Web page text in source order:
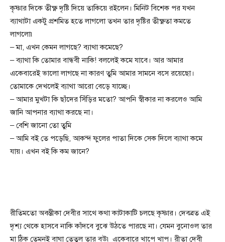
কৃষ্ণার দিকে তীক্ষ্ণ দৃষ্টি দিয়ে তাকিয়ে রইলেন। মিনিট বিশেক পর যখন
ব্যাথাটা একটু প্রশমিত হতে লাগলো তখন তার দৃষ্টির তীক্ষ্ণতা কমতে
লাগলো৷
– মা, এখন কেমন লাগছে? ব্যাথা কমেছে?
– ব্যাথা কি তোমার বান্ধবী নাকি! বললেই কমে যাবে। আর আমার
একেবারেই ভালো লাগছে না কারণ তুমি আমার সামনে বসে রয়েছো।
তোমাকে দেখলেই ব্যাথা আরো বেড়ে যাচ্ছে।
– আমার মুখটা কি ছাঁদের সিঁড়ির মতো? আপনি স্বীকার না করলেও আমি
জানি আপনার ব্যাথা করছে না।
– বেশি জানো তো তুমি
– আমি বই তে পড়েছি, আকন্দ ফুলের পাতা দিকে সেক দিলে ব্যাথা কমে
যায়। এখন বই কি কম জানে?
রীতিমতো অবন্তীকা দেবীর সাথে কথা কাটাকাটি চলছে কৃষ্ণার। দেবব্রত এই
দৃশ্য থেকে হাসবে নাকি কাঁদবে বুঝে উঠতে পারছে না। যেমন বুনোওল তার
মা ঠিক তেমনই বাঘা তেতুল তার বউ৷ একেবারে খাপে খাপ। রীতা দেবী